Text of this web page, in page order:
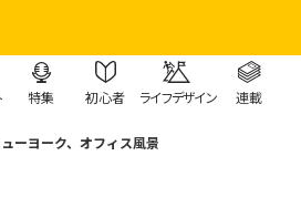
特集 初心者 ライフデザイン 連載
ーヨーク、オフィス風景